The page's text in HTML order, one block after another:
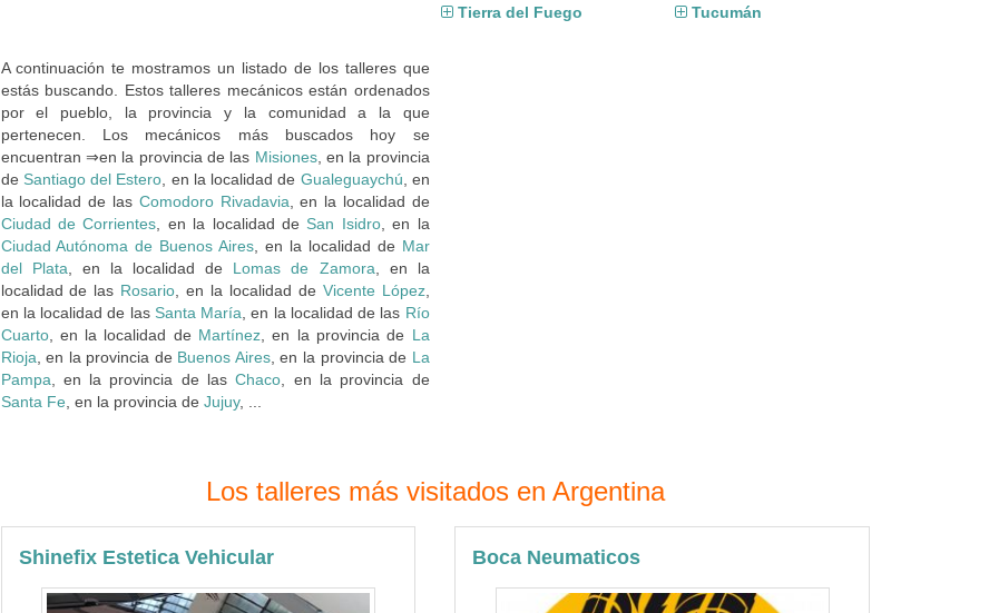
Tierra del Fuego
Tucumán
A continuación te mostramos un listado de los talleres que
estás buscando. Estos talleres mecánicos están ordenados
por el pueblo, la provincia y la comunidad a la que
pertenecen. Los mecánicos más buscados hoy se
encuentran ⇒en la provincia de las Misiones, en la provincia
de Santiago del Estero , en la localidad de Gualeguaychú , en
la localidad de las Comodoro Rivadavia , en la localidad de
Ciudad de Corrientes , en la localidad de San Isidro, en la
Ciudad Autónoma de Buenos Aires , en la localidad de Mar
del Plata , en la localidad de Lomas de Zamora , en la
localidad de las Rosario , en la localidad de Vicente López,
en la localidad de las Santa María , en la localidad de las Río
Cuarto, en la localidad de Martínez , en la provincia de La
Rioja , en la provincia de Buenos Aires, en la provincia de La
Pampa , en la provincia de lasChaco , en la provincia de
Santa Fe, en la provincia de Jujuy, ...
Los talleres más visitados en Argentina
Shinefix Estetica Vehicular Boca Neumaticos